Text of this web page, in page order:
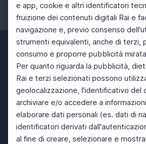
e app, cookie e altri identificatori
fruizione dei contenuti digitali Rai e
navigazione e, previo consenso
strumenti equivalenti, anche di terzi,
consumo e proporre pubblicità
Per quanto riguarda la pubblicità,
Rai e terzi selezionati possono
geolocalizzazione, l'identificativo del
archiviare e/o accedere a
elaborare dati personali (es. dati di
identificatori derivati
al fine di creare, selezionare e
Facebook Instagram